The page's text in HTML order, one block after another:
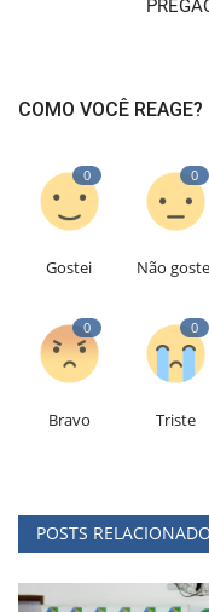
COMO VOCÊ REAGE?
0
Gostei
0
Não
0
Bravo
0
Triste
POSTS